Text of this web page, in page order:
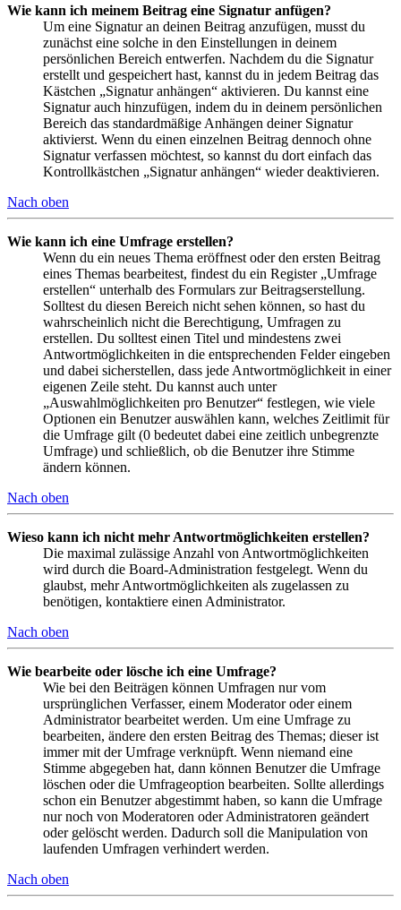
Wie kann ich meinem Beitrag eine Signatur anfügen?
Um eine Signatur an deinen Beitrag anzufügen, musst du
zunächst eine solche in den Einstellungen in deinem
persönlichen Bereich entwerfen. Nachdem du die Signatur
erstellt und gespeichert hast, kannst du in jedem Beitrag das
Kästchen „Signatur anhängen“ aktivieren. Du kannst eine
Signatur auch hinzufügen, indem du in deinem persönlichen
Bereich das standardmäßige Anhängen deiner Signatur
aktivierst. Wenn du einen einzelnen Beitrag dennoch ohne
Signatur verfassen möchtest, so kannst du dort einfach das
Kontrollkästchen „Signatur anhängen“ wieder deaktivieren.
Nach oben
Wie kann ich eine Umfrage erstellen?
Wenn du ein neues Thema eröffnest oder den ersten Beitrag
eines Themas bearbeitest, findest du ein Register „Umfrage
erstellen“ unterhalb des Formulars zur Beitragserstellung.
Solltest du diesen Bereich nicht sehen können, so hast du
wahrscheinlich nicht die Berechtigung, Umfragen zu
erstellen. Du solltest einen Titel und mindestens zwei
Antwortmöglichkeiten in die entsprechenden Felder eingeben
und dabei sicherstellen, dass jede Antwortmöglichkeit in einer
eigenen Zeile steht. Du kannst auch unter
„Auswahlmöglichkeiten pro Benutzer“ festlegen, wie viele
Optionen ein Benutzer auswählen kann, welches Zeitlimit für
die Umfrage gilt (0 bedeutet dabei eine zeitlich unbegrenzte
Umfrage) und schließlich, ob die Benutzer ihre Stimme
ändern können.
Nach oben
Wieso kann ich nicht mehr Antwortmöglichkeiten erstellen?
Die maximal zulässige Anzahl von Antwortmöglichkeiten
wird durch die Board-Administration festgelegt. Wenn du
glaubst, mehr Antwortmöglichkeiten als zugelassen zu
benötigen, kontaktiere einen Administrator.
Nach oben
Wie bearbeite oder lösche ich eine Umfrage?
Wie bei den Beiträgen können Umfragen nur vom
ursprünglichen Verfasser, einem Moderator oder einem
Administrator bearbeitet werden. Um eine Umfrage zu
bearbeiten, ändere den ersten Beitrag des Themas; dieser ist
immer mit der Umfrage verknüpft. Wenn niemand eine
Stimme abgegeben hat, dann können Benutzer die Umfrage
löschen oder die Umfrageoption bearbeiten. Sollte allerdings
schon ein Benutzer abgestimmt haben, so kann die Umfrage
nur noch von Moderatoren oder Administratoren geändert
oder gelöscht werden. Dadurch soll die Manipulation von
laufenden Umfragen verhindert werden.
Nach oben